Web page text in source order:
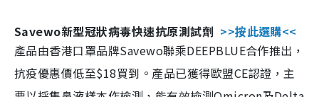
Savewo新型冠狀病毒快速抗原測試劑 >>按此選購<<
產品由香港口罩品牌Savewo聯乘DEEPBLUE合作推出，
抗疫優惠價低至$18買到。產品已獲得歐盟CE認證，主